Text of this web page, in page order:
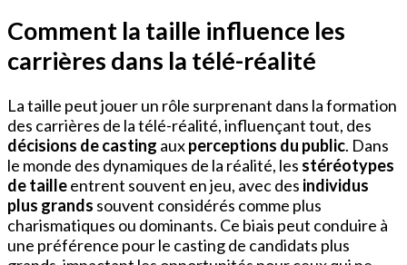
Comment la taille influence les
carrières dans la télé-réalité
La taille peut jouer un rôle surprenant dans la formation
des carrières de la télé-réalité, influençant tout, des
décisions de casting auxperceptions du public. Dans
le monde des dynamiques de la réalité, les stéréotypes
de tailleentrent souvent en jeu, avec des individus
plus grands souvent considérés comme plus
charismatiques ou dominants. Ce biais peut conduire à
une préférence pour le casting de candidats plus